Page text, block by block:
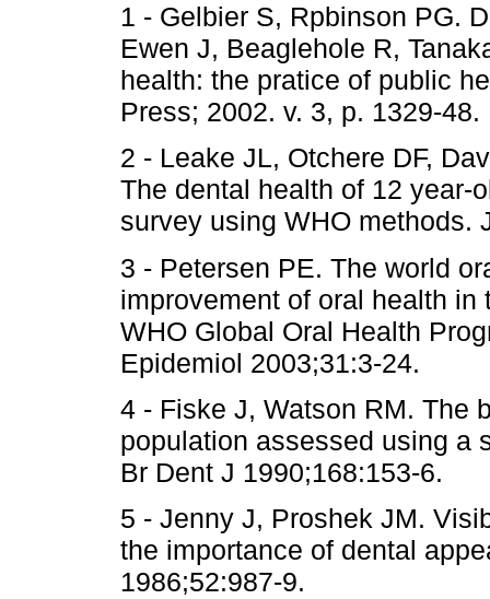
1 - Gelbier S, Rpbinson PG.
Ewen J, Beaglehole R,
health: the pratice of public
Press; 2002. v. 3, p.
2 - Leake JL, Otchere DF,
The dental health of 12 year-
survey using WHO methods.
3 - Petersen PE. The world
improvement of oral health
WHO Global Oral Health
Epidemiol 2003;31:3-24.
4 - Fiske J, Watson RM. The
population assessed using a
Br Dent J 1990;168:153-6.
5 - Jenny J, Proshek JM.
the importance of dental
1986;52:987-9.